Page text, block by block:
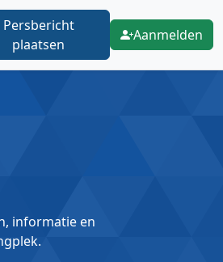
Persbericht
plaatsen
Aanmelden
informatie en